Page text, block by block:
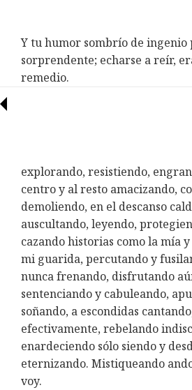
Y tu humor sombrío de ingenio
sorprendente; echarse a reír,
remedio.
explorando, resistiendo,
centro y al resto amacizando,
demoliendo, en el descanso
auscultando, leyendo,
cazando historias como la mía
mi guarida, percutando y
nunca frenando, disfrutando
sentenciando y cabuleando,
soñando, a escondidas
efectivamente, rebelando
enardeciendo sólo siendo y
eternizando. Mistiqueando
voy.